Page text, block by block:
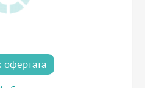
офертата